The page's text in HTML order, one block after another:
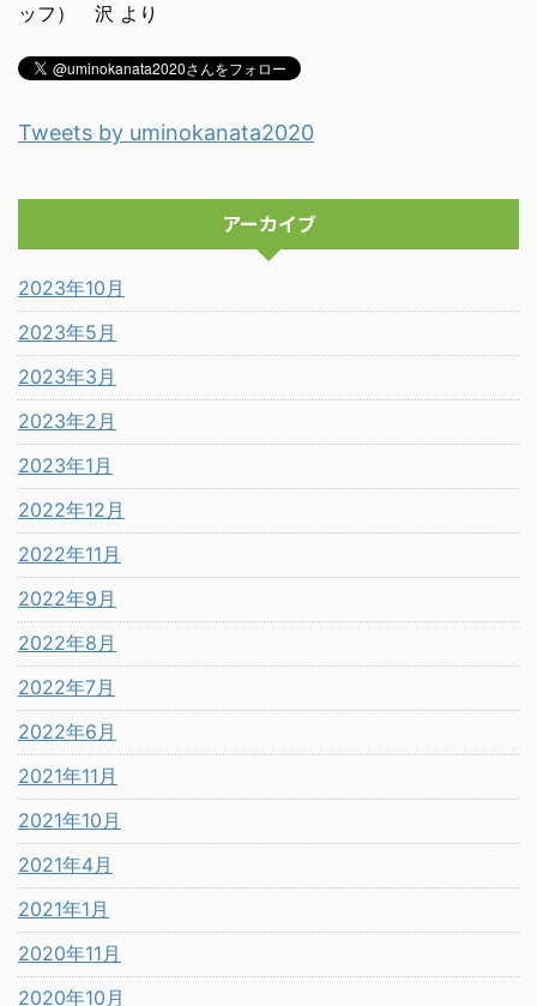
ッフ） 沢 より
Tweets by uminokanata2020
アーカイブ
2023年10月
2023年5月
2023年3月
2023年2月
2023年1月
2022年12月
2022年11月
2022年9月
2022年8月
2022年7月
2022年6月
2021年11月
2021年10月
2021年4月
2021年1月
2020年11月
2020年10月